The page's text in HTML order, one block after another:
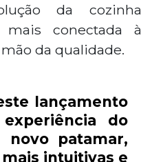
da cozinha
conectada à
da qualidade.
lançamento
do
novo patamar,
intuitivas e